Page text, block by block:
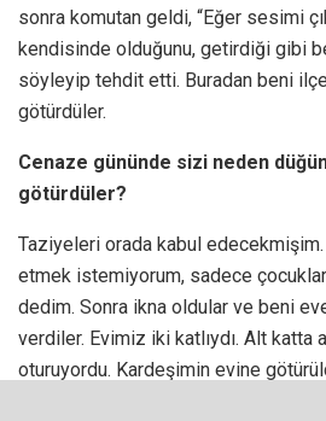
sonra komutan geldi, “Eğer sesimi
kendisinde olduğunu, getirdiği gibi
söyleyip tehdit etti. Buradan beni
götürdüler.
Cenaze gününde sizi neden
götürdüler?
Taziyeleri orada kabul
etmek istemiyorum, sadece
dedim. Sonra ikna oldular ve beni
verdiler. Evimiz iki katlıydı. Alt katta
oturuyordu. Kardeşimin evine